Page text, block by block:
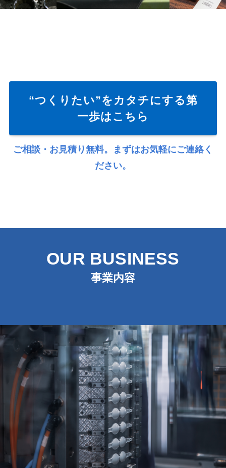
“つくりたい”をカタチにする第
一歩はこちら
ご相談・お見積り無料。まずはお気軽にご連絡く
ださい。
OUR BUSINESS
事業内容